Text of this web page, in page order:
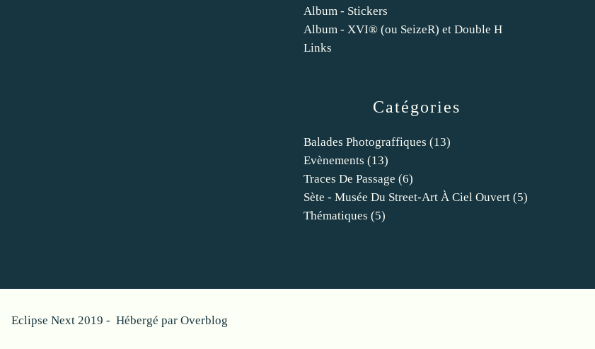
Catégories
Balades Photograffiques (13)
Evènements (13)
Traces De Passage (6)
Sète - Musée Du Street-Art À Ciel Ouvert (5)
Thématiques (5)
Album - Stickers
Album - XVI® (ou SeizeR) et Double H
Links
Eclipse Next 2019 - Hébergé par Overblog